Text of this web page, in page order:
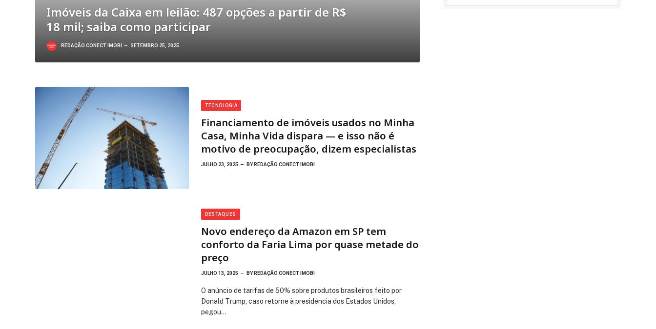
Imóveis da Caixa em leilão: 487 opções a partir de R$
18 mil; saiba como participar
REDAÇÃO CONECT IMOBI SETEMBRO 25, 2025
TECNOLOGIA
Financiamento de imóveis usados no Minha
Casa, Minha Vida dispara — e isso não é
motivo de preocupação, dizem especialistas
JULHO 23, 2025 BY REDAÇÃO CONECT IMOBI
DESTAQUES
Novo endereço da Amazon em SP tem
conforto da Faria Lima por quase metade do
preço
JULHO 13, 2025 BY REDAÇÃO CONECT IMOBI
O anúncio de tarifas de 50% sobre produtos brasileiros feito por
Donald Trump, caso retorne à presidência dos Estados Unidos,
pegou…